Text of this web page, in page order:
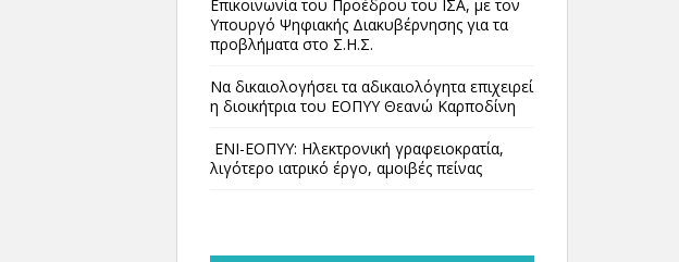
Επικοινωνία του Προέδρου του ΙΣΑ, με τον
Υπουργό Ψηφιακής Διακυβέρνησης για τα
προβλήματα στο Σ.Η.Σ.
Να δικαιολογήσει τα αδικαιολόγητα επιχειρεί
η διοικήτρια του ΕΟΠΥΥ Θεανώ Καρποδίνη
ΕΝΙ-ΕΟΠΥΥ: Ηλεκτρονική γραφειοκρατία,
λιγότερο ιατρικό έργο, αμοιβές πείνας